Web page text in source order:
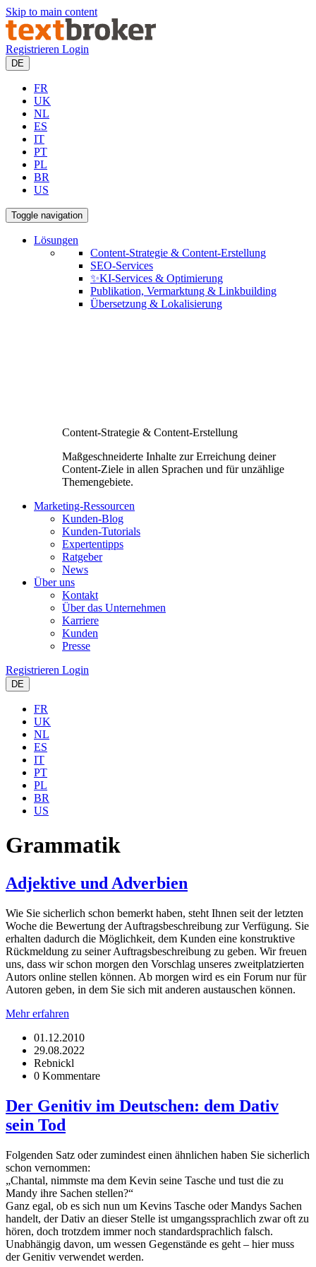
Skip to main content
Registrieren Login
DE
FR
UK
NL
ES
IT
PT
PL
BR
US
Toggle navigation
Lösungen
Content-Strategie & Content-Erstellung
SEO-Services
✨KI-Services & Optimierung
Publikation, Vermarktung & Linkbuilding
Übersetzung & Lokalisierung
Content-Strategie & Content-Erstellung
Maßgeschneiderte Inhalte zur Erreichung deiner
Content-Ziele in allen Sprachen und für unzählige
Themengebiete.
Marketing-Ressourcen
Kunden-Blog
Kunden-Tutorials
Expertentipps
Ratgeber
News
Über uns
Kontakt
Über das Unternehmen
Karriere
Kunden
Presse
Registrieren Login
DE
FR
UK
NL
ES
IT
PT
PL
BR
US
Grammatik
Adjektive und Adverbien
Wie Sie sicherlich schon bemerkt haben, steht Ihnen seit der letzten
Woche die Bewertung der Auftragsbeschreibung zur Verfügung. Sie
erhalten dadurch die Möglichkeit, dem Kunden eine konstruktive
Rückmeldung zu seiner Auftragsbeschreibung zu geben. Wir freuen
uns, dass wir schon morgen den Vorschlag unseres zweitplatzierten
Autors online stellen können. Ab morgen wird es ein Forum nur für
Autoren geben, in dem Sie sich mit anderen austauschen können.
Mehr erfahren
01.12.2010
29.08.2022
Rebnickl
0 Kommentare
Der Genitiv im Deutschen: dem Dativ
sein Tod
Folgenden Satz oder zumindest einen ähnlichen haben Sie sicherlich
schon vernommen:
„Chantal, nimmste ma dem Kevin seine Tasche und tust die zu
Mandy ihre Sachen stellen?“
Ganz egal, ob es sich nun um Kevins Tasche oder Mandys Sachen
handelt, der Dativ an dieser Stelle ist umgangssprachlich zwar oft zu
hören, doch trotzdem immer noch standardsprachlich falsch.
Unabhängig davon, um wessen Gegenstände es geht – hier muss
der Genitiv verwendet werden.